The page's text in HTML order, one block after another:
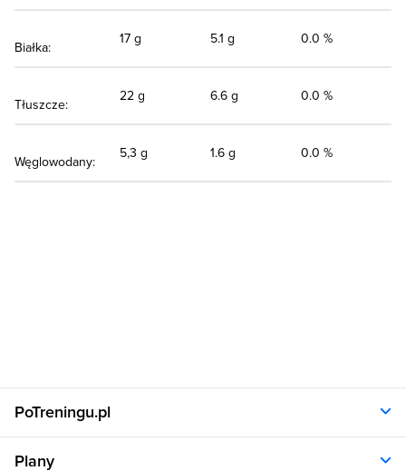
Białka:
17 g 5.1 g 0.0 %
Tłuszcze:
22 g 6.6 g 0.0 %
Węglowodany:
5,3 g 1.6 g 0.0 %
PoTreningu.pl
Plany